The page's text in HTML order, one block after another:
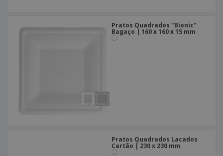
Pratos Quadrados "Bionic"
Bagaço | 160 x 160 x 15 mm
Pratos Quadrados Lacados
Cartão | 230 x 230 mm